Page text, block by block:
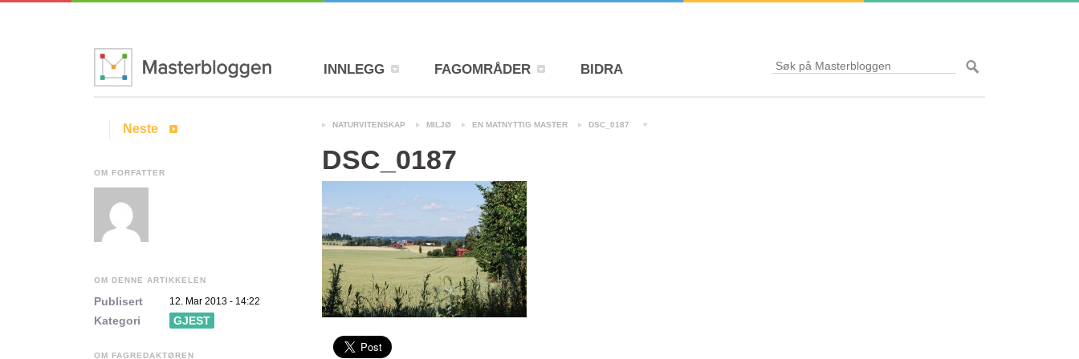
INNLEGG FAGOMRÅDER BIDRA
NATURVITENSKAP MILJØ EN MATNYTTIG MASTER DSC_0187
DSC_0187
Neste
OM FORFATTER
OM DENNE ARTIKKELEN
Publisert 12. Mar 2013 - 14:22
Kategori GJEST
OM FAGREDAKTØREN